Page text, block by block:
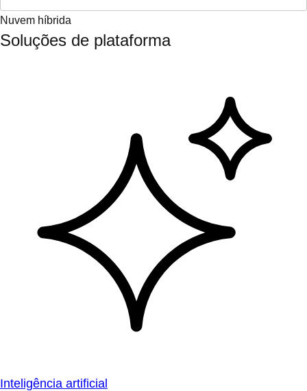
Nuvem híbrida
Soluções de plataforma
Inteligência artificial